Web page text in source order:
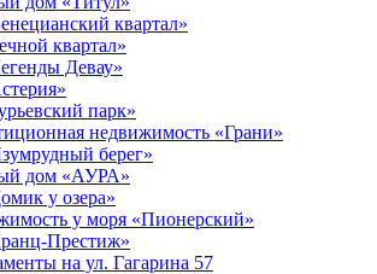
квартал»
квартал»
Девау»
парк»
недвижимость «Грани»
берег»
дом «АУРА»
у озера»
у моря «Пионерский»
Престиж»
на ул. Гагарина 57